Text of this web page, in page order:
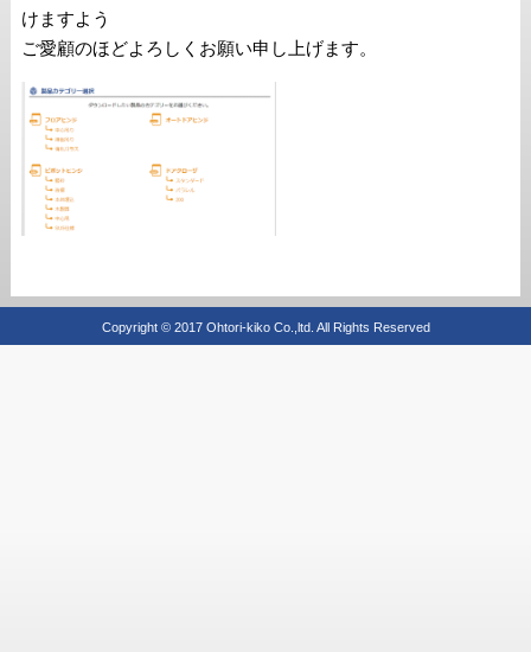
けますよう
ご愛顧のほどよろしくお願い申し上げます。
Copyright © 2017 Ohtori-kiko Co.,ltd. All Rights Reserved